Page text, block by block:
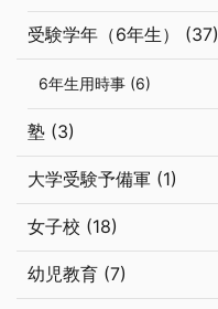
受験学年（6年生） (37)
6年生用時事 (6)
塾 (3)
大学受験予備軍 (1)
女子校 (18)
幼児教育 (7)